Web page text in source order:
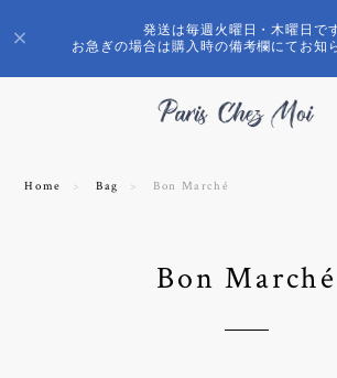
発送は毎週火曜日・木曜日で
お急ぎの場合は購入時の備考欄にてお知
Home Bag Bon Marché
Bon Marché